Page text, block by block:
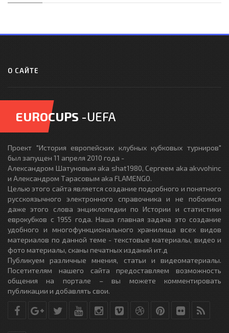
О САЙТЕ
EUROCUPS -UEFA
Проект "История европейских клубных кубковых турниров"
был запущен 11 апреля 2010 года -
Александром Шатуновым aka shat1980, Сергеем aka akvvohinc
и Александром Тарасовым aka FLAMENGO.
Целью этого сайта является создание подробного и понятного
русскоязычного электронного справочника и не побоимся
даже этого слова энциклопедии по Истории и статистики
еврокубков с 1955 года. Наша главная задача это создание
удобного и многофункционального хранилища всех видов
материалов по данной теме - текстовые материалы, видео и
фото материалы, сканы печатных изданий ит.д
Публикуем различные мнения, статьи и видеоматериалы.
Посетителям нашего сайта предоставляем возможность
общения на портале – вы можете комментировать
публикации и добавлять свои.